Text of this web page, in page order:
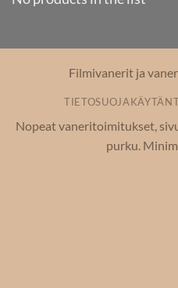
Filmivanerit ja
Nopeat vaneritoimitukset,
purku.